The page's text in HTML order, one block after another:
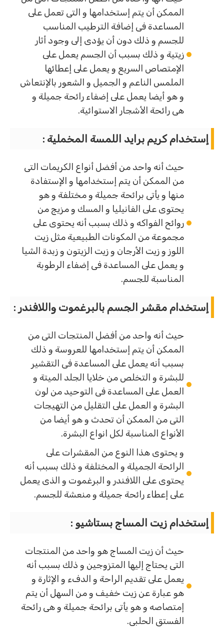
الممكن أن يتم إستخدامها و التى تعمل على
المساعدة فى إضافة الترطيب المناسب
للجسم و ذلك دون أن يؤدى إلى وجود أثار
زيتية و ذلك بسبب أن الجسم يعمل على
الإمتصاص السريع و يعمل على إعطائها
الملمس الناعم و الجميل و الشعور بالإنتعاش
و هو أيضا يعمل على إضفاء رائحة جميلة و
هى رائحة الأشجار الاستوائية.
إستخدام كريم برايد اللمسة المخملية :
حيث أنه واحد من أفضل أنواع الكريمات التى
من الممكن أن يتم إستخدامها و الإستفادة
منها و يأتى برائحة جميلة و مختلفة و هو
يحتوى على الفانيليا و المسك و مزيج من
روائح الفواكه و ذلك بسبب أنه يحتوى على
مجموعة من المكونات الطبيعية مثل زيت
اللوز و زيت الأرجان و زيت الزيتون و زبدة الشيا
و يعمل على المساعدة فى إضفاء الرطوبة
المناسبة للجسم.
إستخدام مقشر الجسم بالبرغموت واللافندر :
حيث أنه واحد من أفضل المنتجات التى من
الممكن أن يتم إستخدامها للعروسة و ذلك
بسبب أنه يعمل على المساعدة فى التقشير
للبشرة و التخلص من خلايا الجلد الميتة و
العمل على المساعدة فى التوحيد من لون
البشرة و العمل على التقليل من التهيجات
التى من الممكن أن تحدث و هو أيضا من
الأنواع المناسبة لكل انواع البشرة.
و يحتوى هذا النوع من المقشرات على
الرائحة الجميلة و المختلفة و ذلك بسبب أنه
يحتوى على اللافندر و البرغموت و الذى يعمل
على إعطاء رائحة جميلة و منعشة للجسم.
إستخدام زيت المساج بستاشيو :
حيث أن زيت المساج هو واحد من المنتجات
التى يحتاج إليها المتزوجين و ذلك بسبب أنه
يعمل على تقديم الراحة و الدفء و الإثارة و
هو عبارة عن زيت خفيف و من السهل أن يتم
إمتصاصه و هو يأتى برائحة جميلة و هى رائحة
الفستق الحلبى.